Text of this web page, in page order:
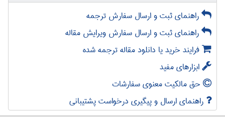
راهنمای ثبت و ارسال سفارش ترجمه
راهنمای ثبت و ارسال سفارش ویرایش مقاله
فرایند خرید یا دانلود مقاله ترجمه شده
ابزارهای مفید
حق مالکیت معنوی سفارشات
راهنمای ارسال و پیگیری درخواست پشتیبانی